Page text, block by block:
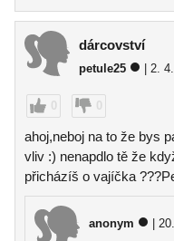
dárcovství
petule25 | 2.
0 0
ahoj,neboj na to že bys
vliv :) nenapdlo tě že
přicházíš o vajíčka
anonym |